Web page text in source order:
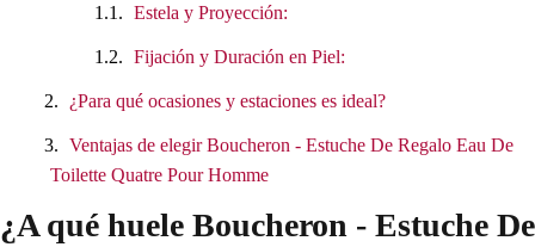
Estela y Proyección:
Fijación y Duración en Piel:
¿Para qué ocasiones y estaciones es ideal?
Ventajas de elegir Boucheron - Estuche De Regalo Eau De
Toilette Quatre Pour Homme
¿A qué huele Boucheron - Estuche De